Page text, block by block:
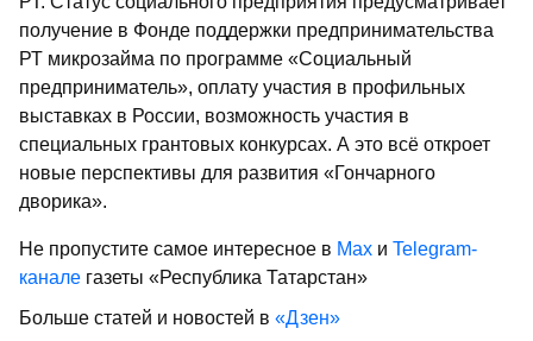
получение в Фонде поддержки предпринимательства
РТ микрозайма по программе «Социальный
предприниматель», оплату участия в профильных
выставках в России, возможность участия в
специальных грантовых конкурсах. А это всё откроет
новые перспективы для развития «Гончарного
дворика».
Не пропустите самое интересное в Max и Telegram-
канале газеты «Республика Татарстан»
Больше статей и новостей в «Дзен»